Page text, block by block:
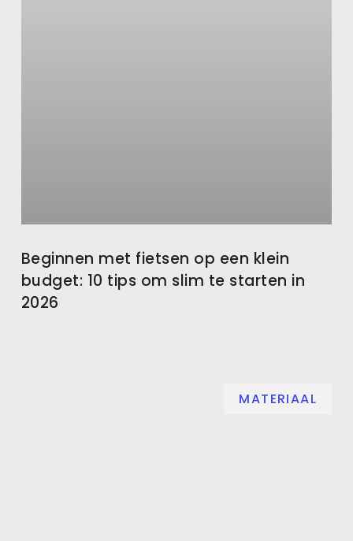
Beginnen met fietsen op een klein
budget: 10 tips om slim te starten in
2026
MATERIAAL